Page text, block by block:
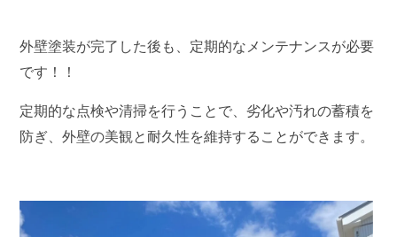
外壁塗装が完了した後も、定期的なメンテナンスが必要
です！！
定期的な点検や清掃を行うことで、劣化や汚れの蓄積を
防ぎ、外壁の美観と耐久性を維持することができます。